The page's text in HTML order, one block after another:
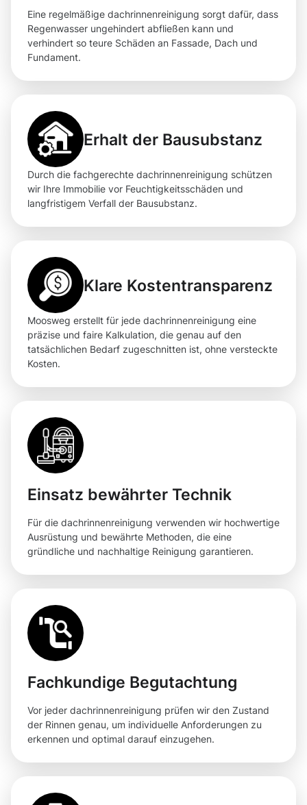
Eine regelmäßige dachrinnenreinigung sorgt dafür, dass
Regenwasser ungehindert abfließen kann und
verhindert so teure Schäden an Fassade, Dach und
Fundament.
Erhalt der Bausubstanz
Durch die fachgerechte dachrinnenreinigung schützen
wir Ihre Immobilie vor Feuchtigkeitsschäden und
langfristigem Verfall der Bausubstanz.
Klare Kostentransparenz
Moosweg erstellt für jede dachrinnenreinigung eine
präzise und faire Kalkulation, die genau auf den
tatsächlichen Bedarf zugeschnitten ist, ohne versteckte
Kosten.
Einsatz bewährter Technik
Für die dachrinnenreinigung verwenden wir hochwertige
Ausrüstung und bewährte Methoden, die eine
gründliche und nachhaltige Reinigung garantieren.
Fachkundige Begutachtung
Vor jeder dachrinnenreinigung prüfen wir den Zustand
der Rinnen genau, um individuelle Anforderungen zu
erkennen und optimal darauf einzugehen.